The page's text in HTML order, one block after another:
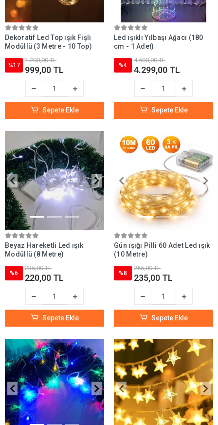
Dekoratif Led Top ışık Fişli
Modüllü (3 Metre - 10 Top)
%17
1.200,00 TL
999,00 TL
Sepete Ekle
Led ışıklı Yılbaşı Ağacı (180
cm - 1 Adet)
%4
4.500,00 TL
4.299,00 TL
Sepete Ekle
Beyaz Hareketli Led ışık
Modüllü (8 Metre)
%6
235,00 TL
220,00 TL
Sepete Ekle
Gün ışığı Pilli 60 Adet Led ışık
(10 Metre)
%8
255,00 TL
235,00 TL
Sepete Ekle